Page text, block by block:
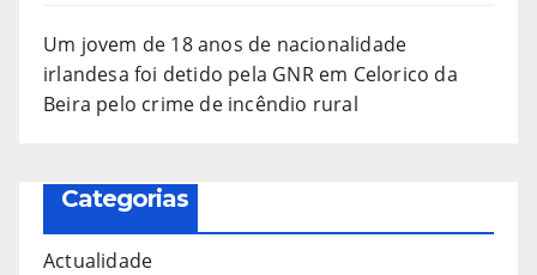
Um jovem de 18 anos de nacionalidade
irlandesa foi detido pela GNR em Celorico da
Beira pelo crime de incêndio rural
Categorias
Actualidade